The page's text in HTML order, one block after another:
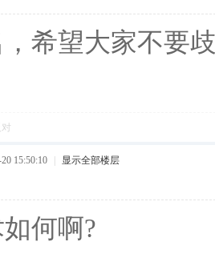
希望大家不要
对
15:50:10 显示全部楼层
何啊?